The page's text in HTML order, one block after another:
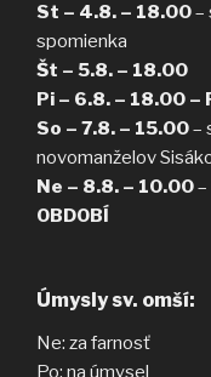
St – 4.8. – 18.00–
spomienka
Št – 5.8. – 18.00
Pi – 6.8. – 18.00 –
So – 7.8. – 15.00–
novomanželov
Ne – 8.8. – 10.00–
OBDOBÍ
Úmysly sv. omší:
Ne: za farnosť
Po: na úmysel